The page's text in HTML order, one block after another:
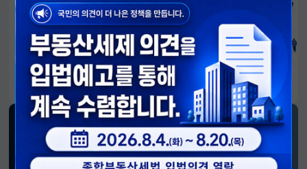
알림판
국민이 만든 대전환의 길-회복과 도약, 모두의 1년
재정경제부 SNS 소식
블로그페이스북트위터(X)유튜브인스타그램